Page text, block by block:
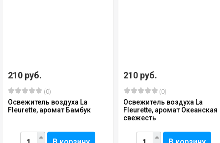
210 руб.
(0)
Освежитель воздуха La
Fleurette, аромат Бамбук
210 руб.
(0)
Освежитель воздуха La
Fleurette, аромат Океанская
свежесть